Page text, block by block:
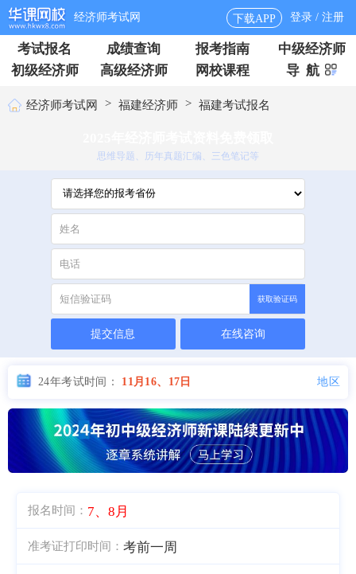
经济师考试网 下载APP 登录 / 注册
考试报名 成绩查询 报考指南
中级经济师
初级经济师
高级经济师 网校课程 导 航
经济师考试网 > 福建经济师 > 福建考试报名
思维导题、历年真题汇编、三色笔记等
获取验证码
提交信息 在线咨询
24年考试时间： 11月16、17日 地区
报名时间： 7、8月
准考证打印时间： 考前一周